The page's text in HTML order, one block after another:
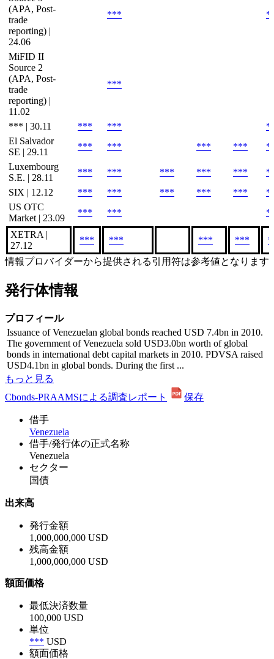
(APA, Post-
trade
reporting) |
24.06
***
MiFID II
Source 2
(APA, Post-
trade
reporting) |
11.02
***
*** | 30.11 *** ***
El Salvador
SE | 29.11
*** *** *** ***
Luxembourg
S.E. | 28.11
*** *** *** *** ***
SIX | 12.12
*** *** *** *** ***
US OTC
Market | 23.09
*** ***
XETRA |
27.12
*** *** *** ***
情報プロバイダーから提供される引用符は参考値となります
発行体情報
プロフィール
Issuance of Venezuelan global bonds reached USD 7.4bn in 2010.
The government of Venezuela sold USD3.0bn worth of global
bonds in international debt capital markets in 2010. PDVSA raised
USD4.1bn in global bonds. During the first ...
もっと見る
Cbonds-PRAAMSによる調査レポート
保存
借手
Venezuela
借手/発行体の正式名称
Venezuela
セクター
国債
出来高
発行金額
1,000,000,000 USD
残高金額
1,000,000,000 USD
額面価格
最低決済数量
100,000 USD
単位
*** USD
額面価格